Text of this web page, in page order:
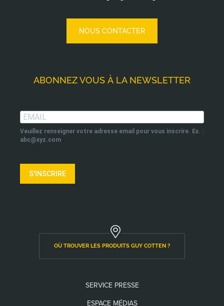
NOUS CONTACTER
ABONNEZ VOUS À LA NEWSLETTER
Veuillez renseigner votre adresse email pour vous inscrire. Ex. :
abc@xyz.com
S'INSCRIRE
OÙ TROUVER LES PRODUITS GUY COTTEN ?
SERVICE PRESSE
ESPACE MÉDIAS